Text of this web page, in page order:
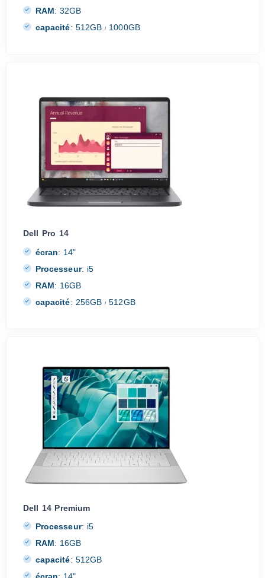
RAM: 32GB
capacité: 512GB/ 1000GB
Dell Pro 14
écran: 14"
Processeur: i5
RAM: 16GB
capacité: 256GB/ 512GB
Dell 14 Premium
Processeur: i5
RAM: 16GB
capacité: 512GB